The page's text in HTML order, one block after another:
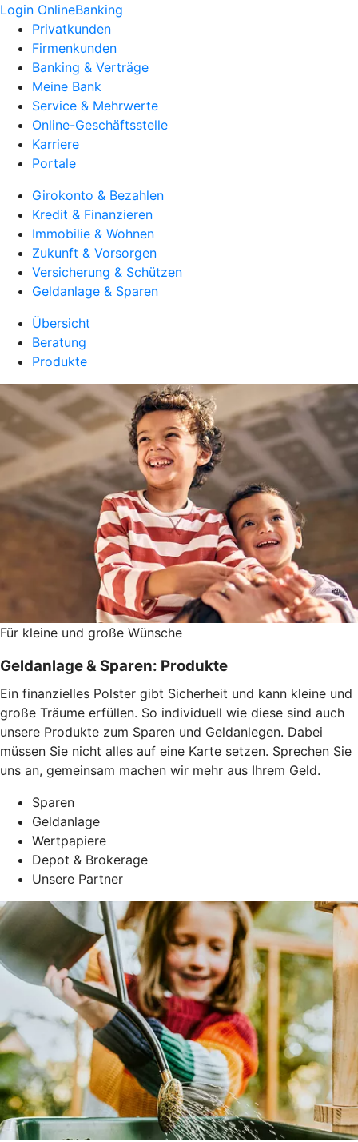
Login OnlineBanking
Privatkunden
Firmenkunden
Banking & Verträge
Meine Bank
Service & Mehrwerte
Online-Geschäftsstelle
Karriere
Portale
Girokonto & Bezahlen
Kredit & Finanzieren
Immobilie & Wohnen
Zukunft & Vorsorgen
Versicherung & Schützen
Geldanlage & Sparen
Übersicht
Beratung
Produkte
Für kleine und große Wünsche
Geldanlage & Sparen: Produkte
Ein finanzielles Polster gibt Sicherheit und kann kleine und
große Träume erfüllen. So individuell wie diese sind auch
unsere Produkte zum Sparen und Geldanlegen. Dabei
müssen Sie nicht alles auf eine Karte setzen. Sprechen Sie
uns an, gemeinsam machen wir mehr aus Ihrem Geld.
Sparen
Geldanlage
Wertpapiere
Depot & Brokerage
Unsere Partner